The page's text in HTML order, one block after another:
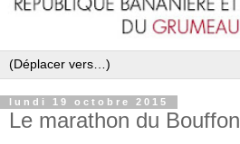
lundi 19 octobre 2015
Le marathon du Bouffon